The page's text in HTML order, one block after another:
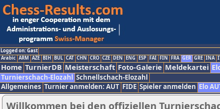
Logged on: Gast
Arabic ARM AZE BIH BUL CAT CHN CRO CZE DEN ENG ESP FAI FIN FRA GER GRE INA
Home TurnierDB Meisterschaft Foto-Galerie Meldekartei
Turnierschach-Elozahl Schnellschach-Elozahl
Allgemeines Turnier anmelden: AUT FIDE Spieler anmelden Elo
Willkommen bei den offiziellen